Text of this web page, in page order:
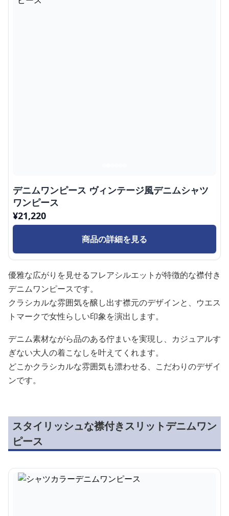
デニムワンピース ヴィンテージ風デニムシャツ
ワンピース
¥21,220
商品の詳細を見る
優雅な広がりを見せるフレアシルエットが特徴的な襟付き
デニムワンピースです。
クラシカルな雰囲気を醸し出す襟元のデザインと、ウエス
トマークで女性らしい印象を演出します。
デニム素材ながら品のある佇まいを実現し、カジュアルす
ぎない大人の着こなしを叶えてくれます。
どこかクラシカルな雰囲気も漂わせる、こだわりのデザイ
ンです。
スタイリッシュな襟付きスリットデニムワン
ピース